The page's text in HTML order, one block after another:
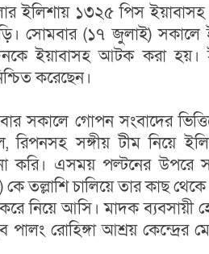
ইলিশায় ১৩২৫ পিস
সোমবার (১৭ জুলাই) সকালে
ইয়াবাসহ আটক করা হয়।
করেছেন।
সকালে গোপন সংবাদের
সঙ্গীয় টীম নিয়ে
করি। এসময় পল্টনের উপরে
তল্লাশি চালিয়ে তার কাছ
নিয়ে আসি। মাদক ব্যবসায়ী
পালং রোহিঙ্গা আশ্রয়